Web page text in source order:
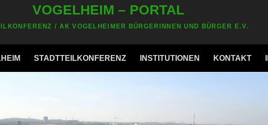
VOGELHEIM – PORTAL
/ AK VOGELHEIMER BÜRGERINNEN UND BÜRGER E.V.
STADTTEILKONFERENZ INSTITUTIONEN KONTAKT